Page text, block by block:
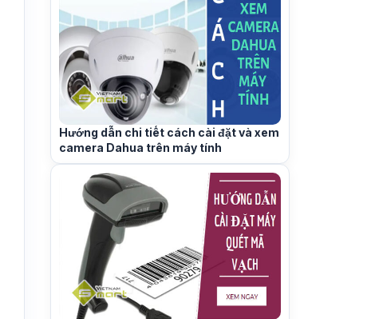
Hướng dẫn chi tiết cách cài đặt và xem
camera Dahua trên máy tính